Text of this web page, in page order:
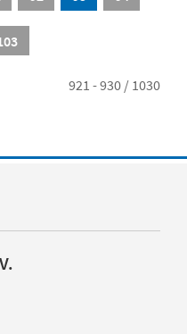
921 - 930 / 1030